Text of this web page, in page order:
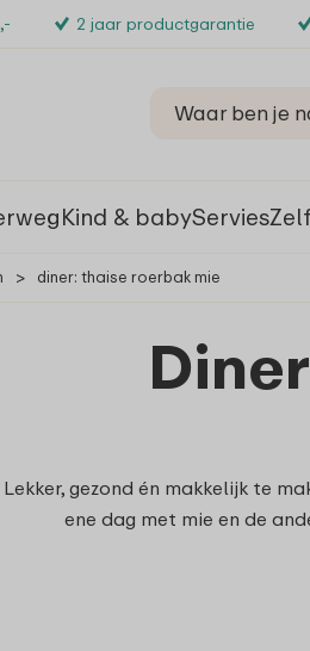
2 jaar productgarantie
Kind & babyServies
> diner: thaise roerbak mie
Lekker, gezond én makkelijk te
ene dag met mie en de